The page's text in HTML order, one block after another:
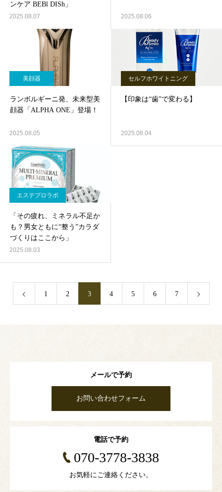
ンケア BEBl DISh」
2025.08.07 2025.08.06
美顔器
ランボルギーニ発、未来型美
顔器「ALPHA ONE」登場！
2025.08.05
セルフホワイトニング
【印象は“歯”で変わる】
2025.08.04
エステプロラボ
「その疲れ、ミネラル不足か
も？男女ともに“整う”カラダ
づくりはここから」
2025.08.03
1 2 3 4 5 6 7
メールで予約
お問い合わせフォーム
電話で予約
070-3778-3838
お気軽にご連絡ください。